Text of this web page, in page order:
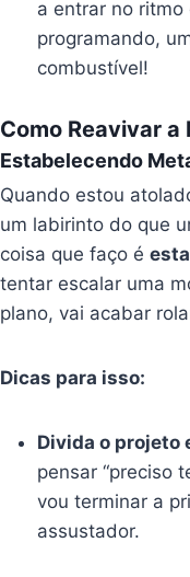
a entrar no
programando,
combustível!
Como Reavivar
Estabelecendo
Quando estou
um labirinto do que
coisa que faço é
tentar escalar uma
plano, vai acabar
Dicas para isso:
Divida o projeto
pensar “preciso
vou terminar a
assustador.